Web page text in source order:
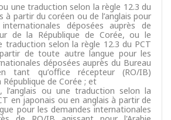
une traduction selon la règle 12.3 du
à partir du coréen ou de l’anglais pour
déposées auprès de
de la République de Corée, ou le
traduction selon la règle 12.3 du PCT
de toute autre langue pour les
déposées auprès du Bureau
tant qu’office récepteur (RO/IB)
de Corée ; et
ou une traduction selon la
en japonais ou en anglais à partir de
pour les demandes internationales